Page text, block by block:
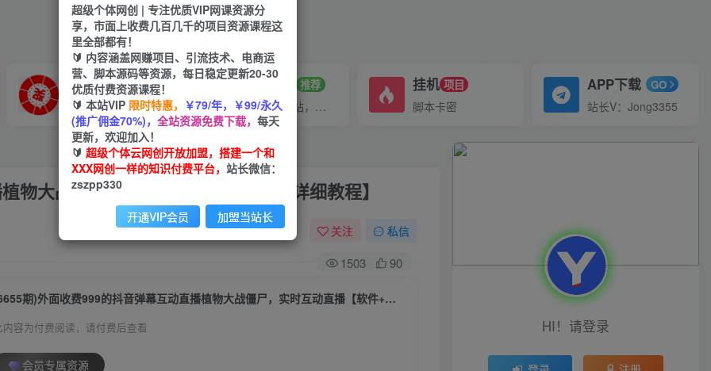
VIP推广
70%分佣
会员专属推广链接
招募站长 推荐
搭建同款网站，自己当老板
挂机 项目
脚本卡密
APP下载 GO
站长V：Jong3355
物大战僵尸，实时互动直播【软件+详细教程】
关注 私信
1503 90
(6655期)外面收费999的抖音弹幕互动直播植物大战僵尸，实时互动直播【软件+详细教程】
内容为付费阅读，请付费后查看
会员专属资源
HI！请登录
超级个体网创 | 专注优质VIP网课资源分
享，市面上收费几百几千的项目资源课程这
里全部都有！
🔰 内容涵盖网赚项目、引流技术、电商运
营、脚本源码等资源，每日稳定更新20-30
优质付费资源课程！
🔰 本站VIP 限时特惠， ￥79/年，￥99/永久
(推广佣金70%)， 全站资源免费下载， 每天
更新，欢迎加入！
🔰 超级个体云网创开放加盟，搭建一个和
XXX网创一样的知识付费平台， 站长微信：
zszpp330
开通VIP会员 加盟当站长